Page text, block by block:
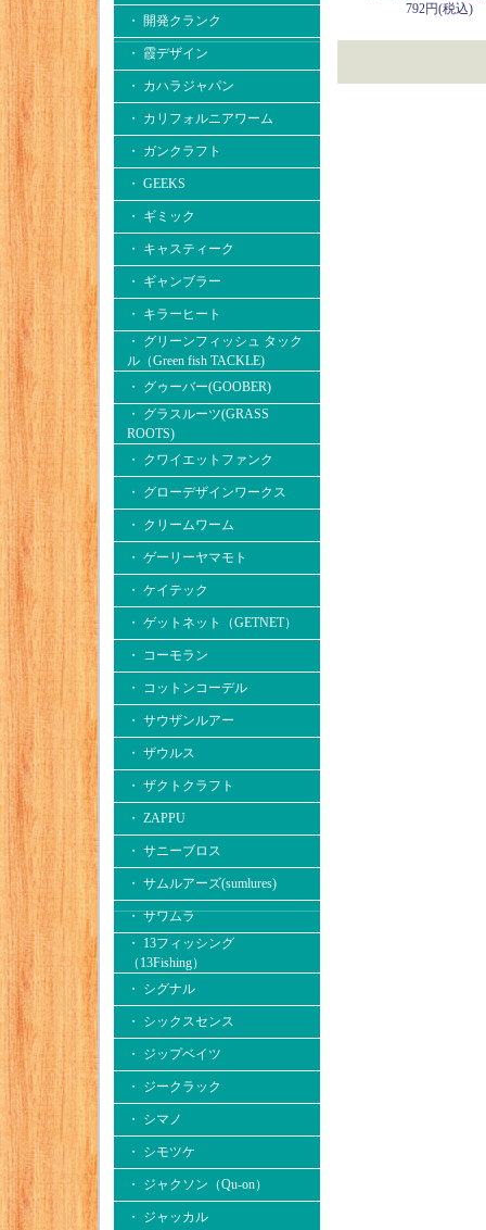
・ 開発クランク
・ 霞デザイン
・ カハラジャパン
・ カリフォルニアワーム
・ ガンクラフト
・ GEEKS
・ ギミック
・ キャスティーク
・ ギャンブラー
・ キラーヒート
・ グリーンフィッシュ タック
ル（Green fish TACKLE)
・ グゥーバー(GOOBER)
・ グラスルーツ(GRASS
ROOTS)
・ クワイエットファンク
・ グローデザインワークス
・ クリームワーム
・ ゲーリーヤマモト
・ ケイテック
・ ゲットネット（GETNET）
・ コーモラン
・ コットンコーデル
・ サウザンルアー
・ ザウルス
・ ザクトクラフト
・ ZAPPU
・ サニーブロス
・ サムルアーズ(sumlures)
・ サワムラ
・ 13フィッシング
（13Fishing）
・ シグナル
・ シックスセンス
・ ジップベイツ
・ ジークラック
・ シマノ
・ シモツケ
・ ジャクソン（Qu-on）
・ ジャッカル
792円(税込)